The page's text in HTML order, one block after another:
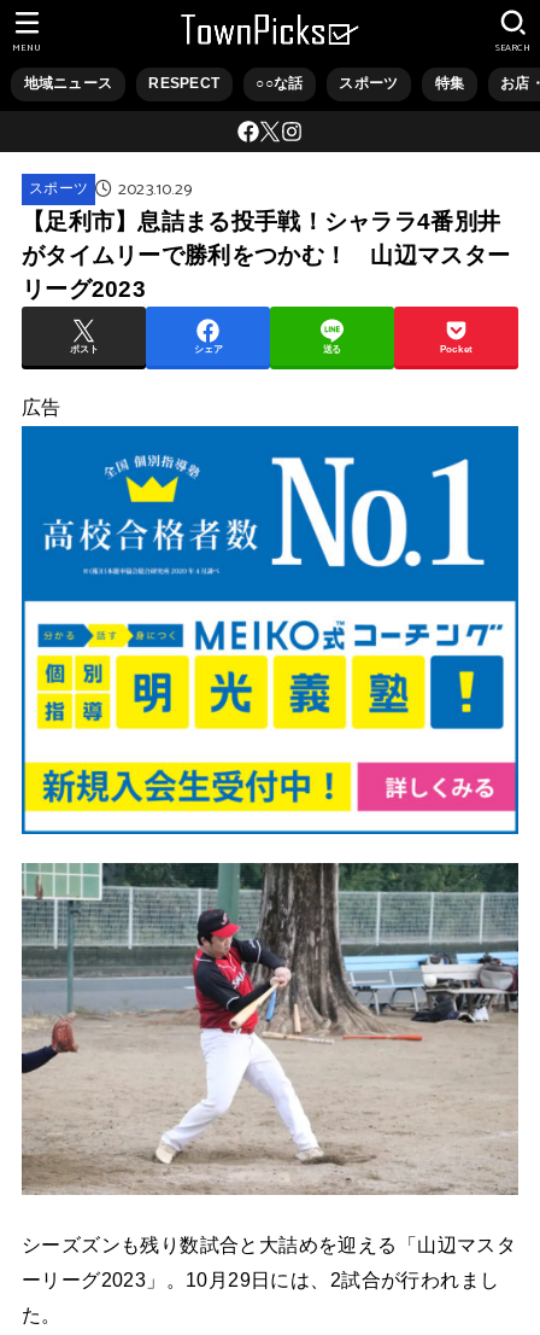
地域ニュース RESPECT ○○な話 スポーツ 特集 お店
SEARCH
MENU
スポーツ 2023.10.29
【足利市】息詰まる投手戦！シャララ4番別井
がタイムリーで勝利をつかむ！ 山辺マスター
リーグ2023
ポスト シェア 送る Pocket
広告
シーズズンも残り数試合と大詰めを迎える「山辺マスタ
ーリーグ2023」。10月29日には、2試合が行われまし
た。